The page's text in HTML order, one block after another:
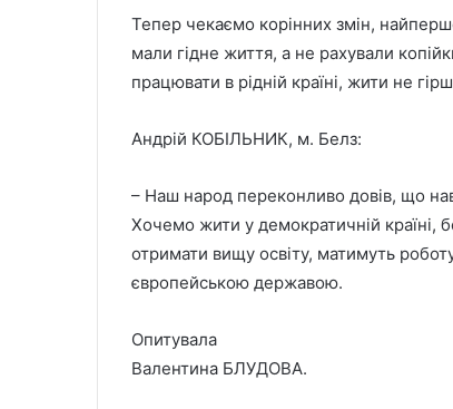
Тепер чекаємо корінних змін,
мали гідне життя, а не рахували
працювати в рідній країні, жити не
Андрій КОБІЛЬНИК, м. Белз:
– Наш народ переконливо довів, що
Хочемо жити у демократичній країні,
отримати вищу освіту, матимуть
європейською державою.
Опитувала
Валентина БЛУДОВА.